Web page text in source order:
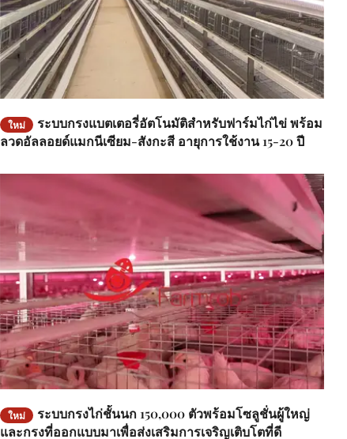
ใหม่
ระบบกรงแบตเตอรี่อัตโนมัติสำหรับฟาร์มไก่ไข่ พร้อม
ลวดอัลลอยด์แมกนีเซียม-สังกะสี อายุการใช้งาน 15-20 ปี
ใหม่
ระบบกรงไก่ชั้นนก 150,000 ตัวพร้อมโซลูชั่นผู้ใหญ่
และกรงที่ออกแบบมาเพื่อส่งเสริมการเจริญเติบโตที่ดี